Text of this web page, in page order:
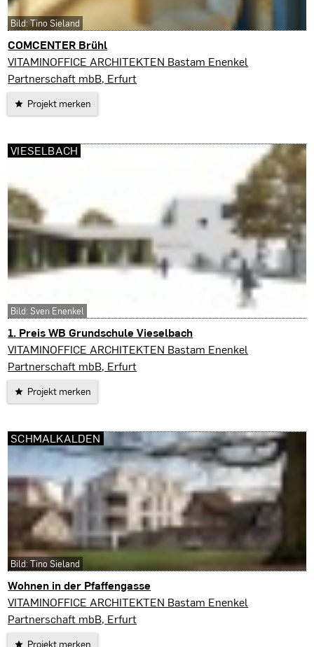
COMCENTER Brühl
Erfurt
VITAMINOFFICE ARCHITEKTEN Bastam Enenkel
Partnerschaft mbB, Erfurt
Projekt merken
Bild: Tino Sieland
1. Preis WB Grundschule Vieselbach
Vieselbach
VITAMINOFFICE ARCHITEKTEN Bastam Enenkel
Partnerschaft mbB, Erfurt
Projekt merken
VIESELBACH
Bild: Sven Enenkel
Wohnen in der Pfaffengasse
Schmalkalden
VITAMINOFFICE ARCHITEKTEN Bastam Enenkel
Partnerschaft mbB, Erfurt
Projekt merken
SCHMALKALDEN
Bild: Tino Sieland